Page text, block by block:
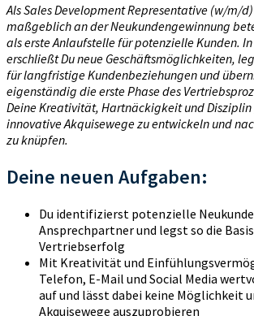
Als Sales Development Representative (w/m/
maßgeblich an der Neukundengewinnung
als erste Anlaufstelle für potenzielle Kunden.
erschließt Du neue Geschäftsmöglichkeiten,
für langfristige Kundenbeziehungen und
eigenständig die erste Phase des
Deine Kreativität, Hartnäckigkeit und
innovative Akquisewege zu entwickeln und
zu knüpfen.
Deine neuen Aufgaben:
Du identifizierst potenzielle
Ansprechpartner und legst so die
Vertriebserfolg
Mit Kreativität und
Telefon, E-Mail und Social Media
auf und lässt dabei keine Möglichkeit
Akquisewege auszuprobieren